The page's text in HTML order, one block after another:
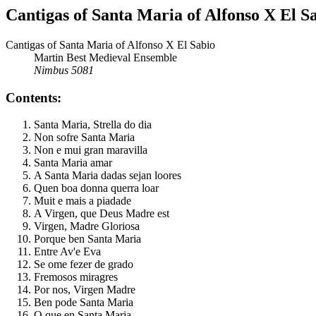
Cantigas of Santa Maria of Alfonso X El
Cantigas of Santa Maria of Alfonso X El Sabio
Martin Best Medieval Ensemble
Nimbus 5081
Contents:
Santa Maria, Strella do dia
Non sofre Santa Maria
Non e mui gran maravilla
Santa Maria amar
A Santa Maria dadas sejan loores
Quen boa donna querra loar
Muit e mais a piadade
A Virgen, que Deus Madre est
Virgen, Madre Gloriosa
Porque ben Santa Maria
Entre Av'e Eva
Se ome fezer de grado
Fremosos miragres
Por nos, Virgen Madre
Ben pode Santa Maria